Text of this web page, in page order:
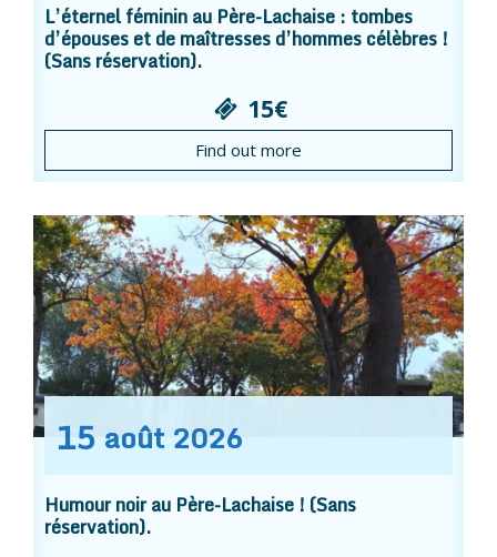
L’éternel féminin au Père-Lachaise : tombes
d’épouses et de maîtresses d’hommes célèbres !
(Sans réservation).
15€
Find out more
15 août 2026
Humour noir au Père-Lachaise ! (Sans
réservation).